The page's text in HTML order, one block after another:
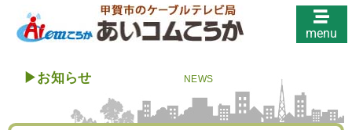
menu
▶︎お知らせ NEWS